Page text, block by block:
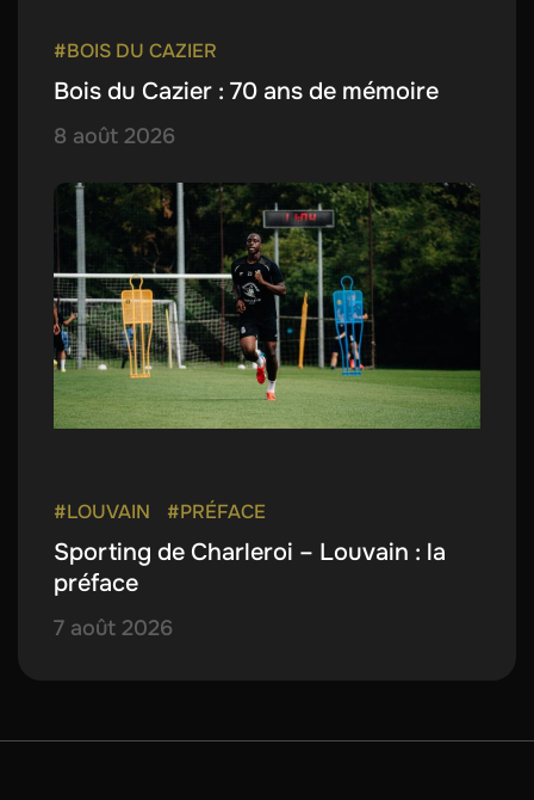
#BOIS DU CAZIER
Bois du Cazier : 70 ans de mémoire
8 août 2026
#LOUVAIN #PRÉFACE
Sporting de Charleroi – Louvain : la
préface
7 août 2026